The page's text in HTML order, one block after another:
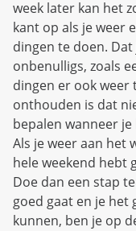
week later kan het
kant op als je weer
dingen te doen.
onbenulligs, zoals
dingen er ook
onthouden is dat
bepalen wanneer
Als je weer aan het
hele weekend hebt
Doe dan een stap
goed gaat en je het
kunnen, ben je op